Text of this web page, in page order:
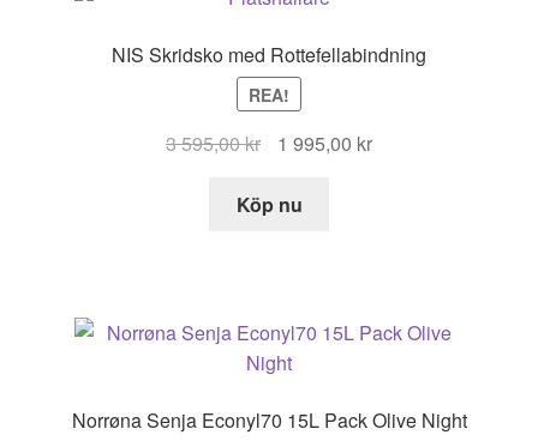
NIS Skridsko med Rottefellabindning
REA!
3 595,00kr
Det
priset
1 995,00 krDet
Köp nu
Norrøna Senja Econyl70 15L Pack Olive Night